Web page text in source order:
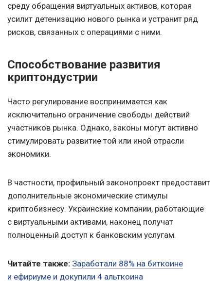
среду обращения виртуальных активов, которая
усилит детенизацию нового рынка и устранит ряд
рисков, связанных с операциями с ними.
Способствование развития
криптондустрии
Часто регулирование воспринимается как
исключительно ограничение свободы действий
участников рынка. Однако, законы могут активно
стимулировать развитие той или иной отрасли
экономики.
В частности, профильный законопроект предоставит
дополнительные экономические стимулы
криптобизнесу. Украинские компании, работающие
с виртуальными активами, наконец получат
полноценный доступ к банковским услугам.
Читайте также: Заработали 88% на биткоине
и ефириуме и докупили 4 альткоина